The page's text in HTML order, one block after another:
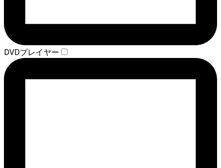
DVDプレイヤー